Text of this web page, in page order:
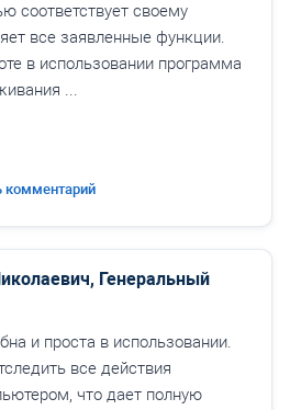
соответствует своему
все заявленные функции.
в использовании программа
...
комментарий
Генеральный
и проста в использовании.
все действия
что дает полную